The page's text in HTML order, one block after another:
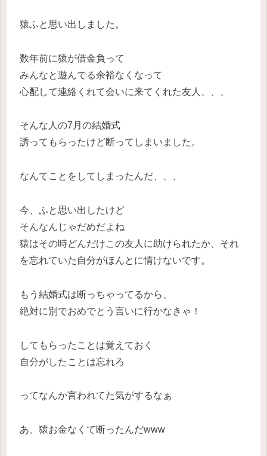
猿ふと思い出しました。
数年前に猿が借金負って
みんなと遊んでる余裕なくなって
心配して連絡くれて会いに来てくれた友人、、、
そんな人の7月の結婚式
誘ってもらったけど断ってしまいました。
なんてことをしてしまったんだ、、、
今、ふと思い出したけど
そんなんじゃだめだよね
猿はその時どんだけこの友人に助けられたか、それ
を忘れていた自分がほんとに情けないです。
もう結婚式は断っちゃってるから、
絶対に別でおめでとう言いに行かなきゃ！
してもらったことは覚えておく
自分がしたことは忘れろ
ってなんか言われてた気がするなぁ
あ、猿お金なくて断ったんだwww